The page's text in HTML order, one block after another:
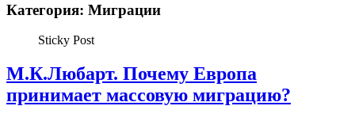
Категория: Миграции
Sticky Post
М.К.Любарт. Почему Европа
принимает массовую миграцию?